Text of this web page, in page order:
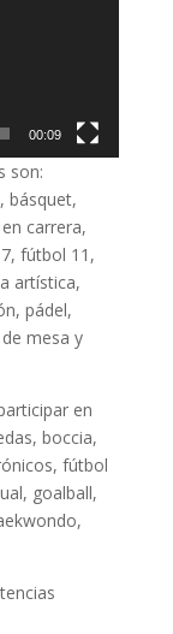
00:09
son:
básquet,
carrera,
fútbol 11,
artística,
pádel,
mesa y
en
boccia,
fútbol
goalball,